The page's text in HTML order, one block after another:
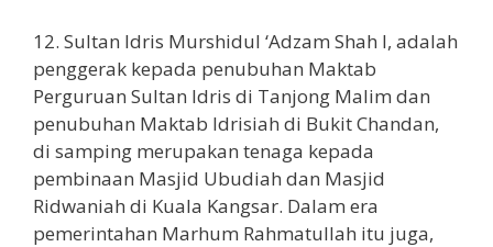
12. Sultan Idris Murshidul ‘Adzam Shah I, adalah
penggerak kepada penubuhan Maktab
Perguruan Sultan Idris di Tanjong Malim dan
penubuhan Maktab Idrisiah di Bukit Chandan,
di samping merupakan tenaga kepada
pembinaan Masjid Ubudiah dan Masjid
Ridwaniah di Kuala Kangsar. Dalam era
pemerintahan Marhum Rahmatullah itu juga,